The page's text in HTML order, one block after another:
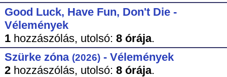
Good Luck, Have Fun, Don't Die -
Vélemények
1hozzászólás, utolsó: 8 órája.
Szürke zóna (2026)- Vélemények
2hozzászólás, utolsó: 8 órája.